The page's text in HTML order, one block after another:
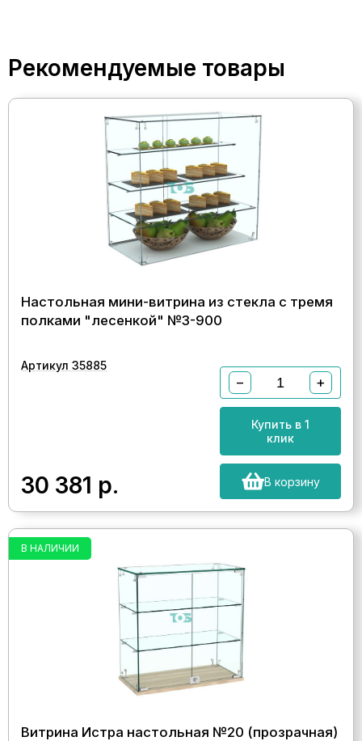
Рекомендуемые товары
Настольная мини-витрина из стекла с тремя
полками "лесенкой" №3-900
Артикул 35885
30 381 р.
− +
Купить в 1
клик
В корзину
В НАЛИЧИИ
Витрина Истра настольная №20 (прозрачная)